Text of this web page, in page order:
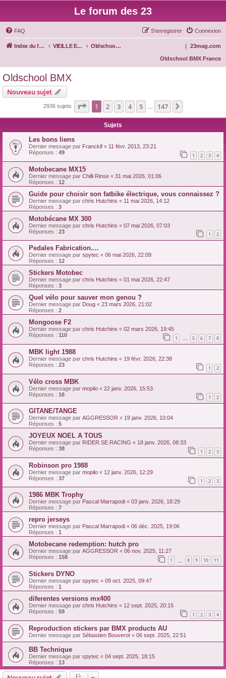
Le forum des 23
FAQ Connexion
S’enregistrer
Index du forum VIEILLE ECOLE Oldschool BMX 23mag.com
|
Oldschool BMX France
Oldschool BMX
Nouveau sujet
2936 sujets Page 1sur147
1 2 3 4 5 147
Sujets
Les bons liens
Dernier message par Franckif « 11 févr. 2013, 23:21
Réponses : 49 1 2 3 4
Motobecane MX15
Dernier message par Chilli Rinse « 31 mai 2026, 01:06
Réponses : 12
Guide pour choisir son fatbike électrique, vous connaissez ?
Dernier message par chris Hutchins « 11 mai 2026, 14:12
Réponses : 3
Motobécane MX 300
Dernier message par chris Hutchins « 07 mai 2026, 07:03
Réponses : 23 1 2
Pedales Fabrication....
Dernier message par spytec « 06 mai 2026, 22:09
Réponses : 12
Stickers Motobec
Dernier message par chris Hutchins « 01 mai 2026, 22:47
Réponses : 3
Quel vélo pour sauver mon genou ?
Dernier message par Doug « 23 mars 2026, 21:02
Réponses : 2
Mongoose F2
Dernier message par chris Hutchins « 02 mars 2026, 19:45
Réponses : 110 1 … 5 6 7 8
MBK light 1988
Dernier message par chris Hutchins « 19 févr. 2026, 22:38
Réponses : 23 1 2
Vélo cross MBK
Dernier message par mopilo « 22 janv. 2026, 15:53
Réponses : 16 1 2
GITANE/TANGE
Dernier message par AGGRESSOR « 19 janv. 2026, 10:04
Réponses : 5
JOYEUX NOEL A TOUS
Dernier message par RIDER.SE.RACING « 18 janv. 2026, 08:33
Réponses : 38 1 2 3
Robinson pro 1988
Dernier message par mopilo « 12 janv. 2026, 12:29
Réponses : 37 1 2 3
1986 MBK Trophy
Dernier message par Pascal Marrapodi « 03 janv. 2026, 18:29
Réponses : 7
repro jerseys
Dernier message par Pascal Marrapodi « 06 déc. 2025, 19:06
Réponses : 1
Motobecane redemption: hutch pro
Dernier message par AGGRESSOR « 06 nov. 2025, 11:27
Réponses : 158 1 8 9 10 11
Stickers DYNO
Dernier message par spytec « 09 oct. 2025, 09:47
Réponses : 1
diferentes versions mx400
Dernier message par chris Hutchins « 12 sept. 2025, 20:15
Réponses : 59 1 2 3 4
Reproduction stickers par BMX products AU
Dernier message par Sébastien Bouverot « 06 sept. 2025, 22:51
BB Technique
Dernier message par spytec « 04 sept. 2025, 18:15
Réponses : 13